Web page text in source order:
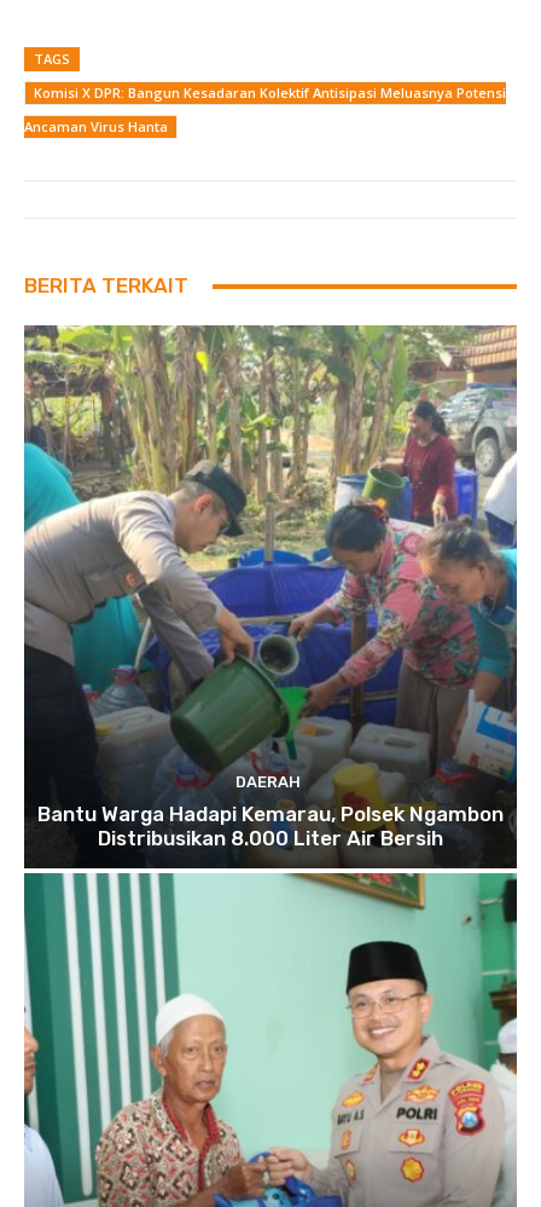
TAGS
Komisi X DPR: Bangun Kesadaran Kolektif Antisipasi Meluasnya Potensi
Ancaman Virus Hanta
BERITA TERKAIT
DAERAH
Bantu Warga Hadapi Kemarau, Polsek Ngambon
Distribusikan 8.000 Liter Air Bersih